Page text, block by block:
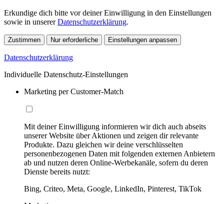
Erkundige dich bitte vor deiner Einwilligung in den Einstellungen
sowie in unsererDatenschutzerklärung.
Zustimmen Nur erforderliche Einstellungen anpassen
Datenschutzerklärung
Individuelle Datenschutz-Einstellungen
Marketing per Customer-Match
Mit deiner Einwilligung informieren wir dich auch abseits
unserer Website über Aktionen und zeigen dir relevante
Produkte. Dazu gleichen wir deine verschlüsselten
personenbezogenen Daten mit folgenden externen Anbietern
ab und nutzen deren Online-Werbekanäle, sofern du deren
Dienste bereits nutzt:
Bing, Criteo, Meta, Google, LinkedIn, Pinterest, TikTok